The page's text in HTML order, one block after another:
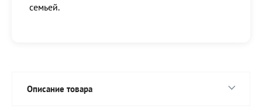
семьей.
Описание товара